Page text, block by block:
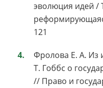
эволюция идей /
121
Фролова Е. А. Из
Т. Гоббс о
// Право и